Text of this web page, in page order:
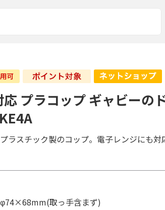
プラコップ ギャビーの
ラスチック製のコップ。電子レンジにも対
取っ手含まず)